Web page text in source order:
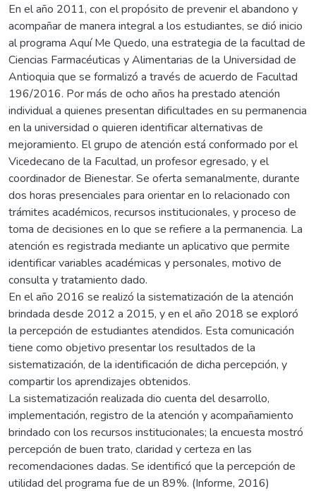
En el año 2011, con el propósito de prevenir el abandono y
acompañar de manera integral a los estudiantes, se dió inicio
al programa Aquí Me Quedo, una estrategia de la facultad de
Ciencias Farmacéuticas y Alimentarias de la Universidad de
Antioquia que se formalizó a través de acuerdo de Facultad
196/2016. Por más de ocho años ha prestado atención
individual a quienes presentan dificultades en su permanencia
en la universidad o quieren identificar alternativas de
mejoramiento. El grupo de atención está conformado por el
Vicedecano de la Facultad, un profesor egresado, y el
coordinador de Bienestar. Se oferta semanalmente, durante
dos horas presenciales para orientar en lo relacionado con
trámites académicos, recursos institucionales, y proceso de
toma de decisiones en lo que se refiere a la permanencia. La
atención es registrada mediante un aplicativo que permite
identificar variables académicas y personales, motivo de
consulta y tratamiento dado.
En el año 2016 se realizó la sistematización de la atención
brindada desde 2012 a 2015, y en el año 2018 se exploró
la percepción de estudiantes atendidos. Esta comunicación
tiene como objetivo presentar los resultados de la
sistematización, de la identificación de dicha percepción, y
compartir los aprendizajes obtenidos.
La sistematización realizada dio cuenta del desarrollo,
implementación, registro de la atención y acompañamiento
brindado con los recursos institucionales; la encuesta mostró
percepción de buen trato, claridad y certeza en las
recomendaciones dadas. Se identificó que la percepción de
utilidad del programa fue de un 89%. (Informe, 2016)